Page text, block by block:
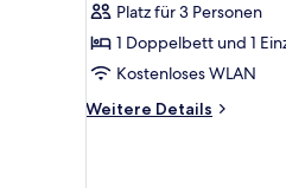
Platz für 3 Personen
1 Doppelbett und 1
Kostenloses WLAN
Weitere Details
Weitere